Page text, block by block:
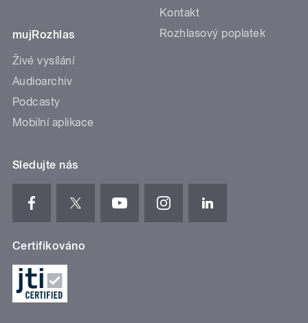
mujRozhlas
Živé vysílání
Audioarchiv
Podcasty
Mobilní aplikace
Kontakt
Rozhlasový poplatek
Sledujte nás
Certifikováno